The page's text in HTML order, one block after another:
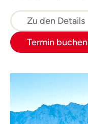
Zu den Details
Termin buchen